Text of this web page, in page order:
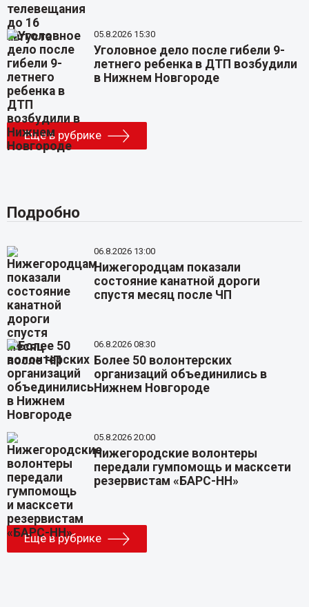
05.8.2026 15:30
Уголовное дело после гибели 9-
летнего ребенка в ДТП возбудили
в Нижнем Новгороде
Еще в рубрике
Подробно
06.8.2026 13:00
Нижегородцам показали
состояние канатной дороги
спустя месяц после ЧП
06.8.2026 08:30
Более 50 волонтерских
организаций объединились в
Нижнем Новгороде
05.8.2026 20:00
Нижегородские волонтеры
передали гумпомощь и масксети
резервистам «БАРС-НН»
Еще в рубрике